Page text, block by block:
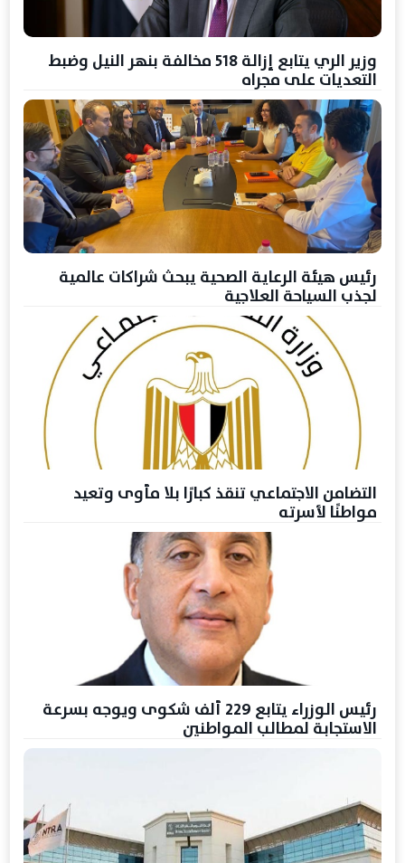
وزير الري يتابع إزالة 518 مخالفة بنهر النيل وضبط
التعديات على مجراه
رئيس هيئة الرعاية الصحية يبحث شراكات عالمية
لجذب السياحة العلاجية
التضامن الاجتماعي تنقذ كبارًا بلا مأوى وتعيد
مواطنًا لأسرته
رئيس الوزراء يتابع 229 ألف شكوى ويوجه بسرعة
الاستجابة لمطالب المواطنين